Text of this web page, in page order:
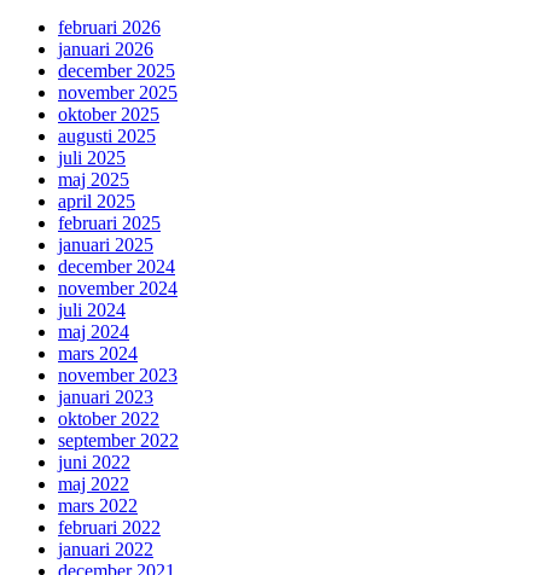
februari 2026
januari 2026
december 2025
november 2025
oktober 2025
augusti 2025
juli 2025
maj 2025
april 2025
februari 2025
januari 2025
december 2024
november 2024
juli 2024
maj 2024
mars 2024
november 2023
januari 2023
oktober 2022
september 2022
juni 2022
maj 2022
mars 2022
februari 2022
januari 2022